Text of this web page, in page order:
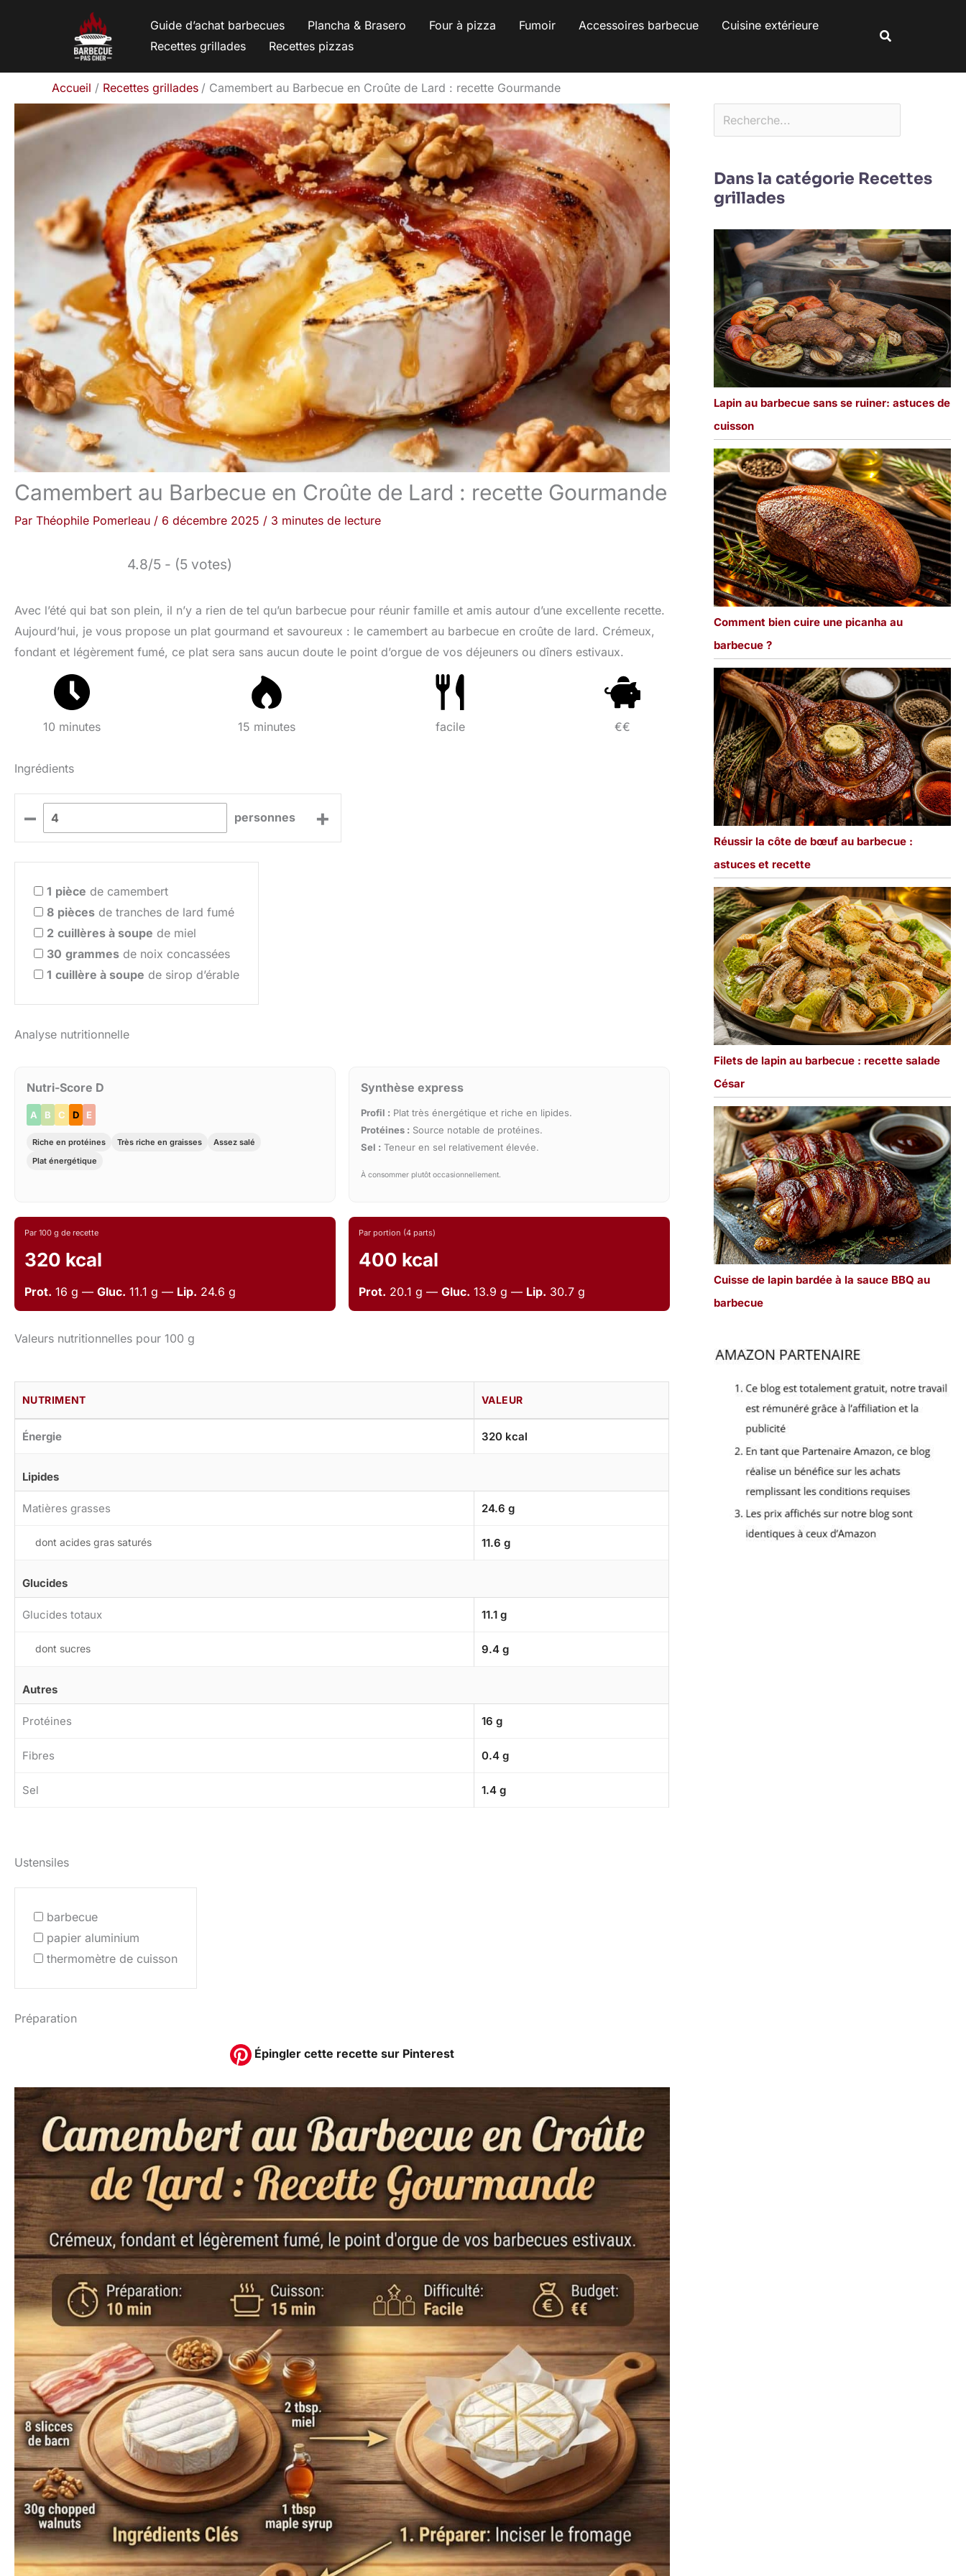
Guide d’achat barbecues Plancha & Brasero Four à pizza Fumoir Accessoires barbecue
Cuisine extérieure
Recettes grillades
Recettes pizzas
Rechercher
Accueil Recettes grillades Camembert au Barbecue en Croûte de Lard : recette Gourmande
Camembert au Barbecue en Croûte de Lard : recette Gourmande
Par Théophile Pomerleau / 6 décembre 2025 / 3 minutes de lecture
4.8/5 - (5 votes)
Avec l’été qui bat son plein, il n’y a rien de tel qu’un barbecue pour réunir famille et amis autour d’une excellente recette.
Aujourd’hui, je vous propose un plat gourmand et savoureux : le camembert au barbecue en croûte de lard. Crémeux,
fondant et légèrement fumé, ce plat sera sans aucun doute le point d’orgue de vos déjeuners ou dîners estivaux.
10 minutes 15 minutes facile €€
Ingrédients
– personnes +
1 pièce de camembert
8 pièces de tranches de lard fumé
2 cuillères à soupe de miel
30 grammes de noix concassées
1 cuillère à soupe de sirop d’érable
Analyse nutritionnelle
Nutri-Score D
A B C D E
Riche en protéines Très riche en graisses
Assez salé
Plat énergétique
Synthèse express
Profil : Plat très énergétique et riche en lipides.
Protéines : Source notable de protéines.
Sel : Teneur en sel relativement élevée.
À consommer plutôt occasionnellement.
Par 100 g de recette
320 kcal
Prot. 16 g — Gluc. 11.1 g — Lip. 24.6 g
Par portion (4 parts)
400 kcal
Prot. 20.1 g —Gluc. 13.9 g — Lip. 30.7 g
Valeurs nutritionnelles pour 100 g
NUTRIMENT VALEUR
Énergie 320 kcal
Lipides
Matières grasses 24.6 g
dont acides gras saturés 11.6 g
Glucides
Glucides totaux 11.1 g
dont sucres 9.4 g
Autres
Protéines 16 g
Fibres 0.4 g
Sel 1.4 g
Ustensiles
barbecue
papier aluminium
thermomètre de cuisson
Préparation
Épingler cette recette sur Pinterest
Dans la catégorie Recettes
grillades
Lapin au barbecue sans se ruiner: astuces de
cuisson
Comment bien cuire une picanha au
barbecue ?
Réussir la côte de bœuf au barbecue :
astuces et recette
Filets de lapin au barbecue : recette salade
César
Cuisse de lapin bardée à la sauce BBQ au
barbecue